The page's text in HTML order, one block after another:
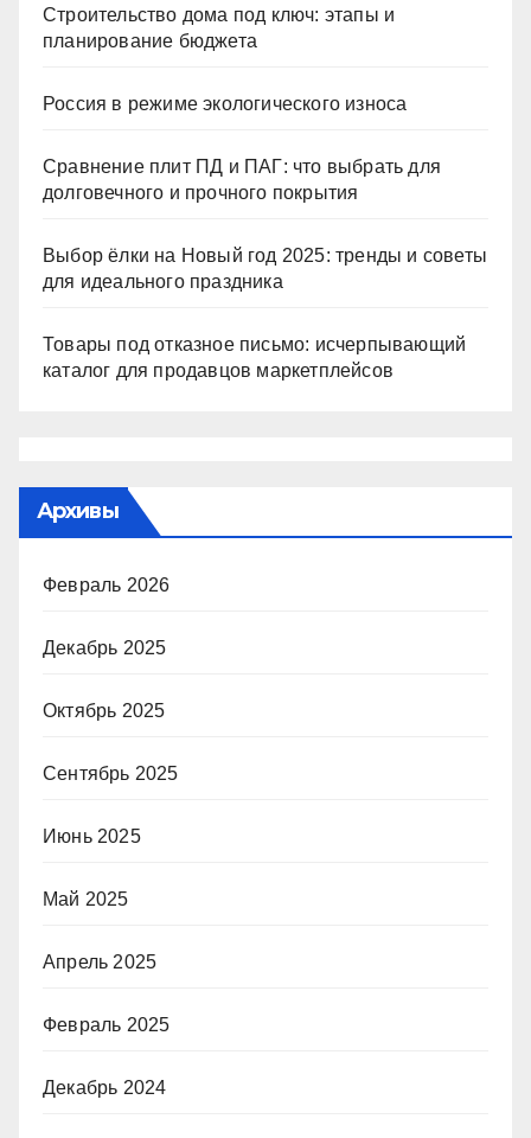
Строительство дома под ключ: этапы и
планирование бюджета
Россия в режиме экологического износа
Сравнение плит ПД и ПАГ: что выбрать для
долговечного и прочного покрытия
Выбор ёлки на Новый год 2025: тренды и советы
для идеального праздника
Товары под отказное письмо: исчерпывающий
каталог для продавцов маркетплейсов
Архивы
Февраль 2026
Декабрь 2025
Октябрь 2025
Сентябрь 2025
Июнь 2025
Май 2025
Апрель 2025
Февраль 2025
Декабрь 2024